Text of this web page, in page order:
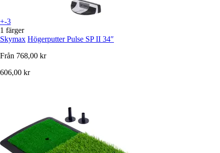
+-3
1 färger
Skymax Högerputter Pulse SP II 34″
Från 768,00 kr
606,00 kr